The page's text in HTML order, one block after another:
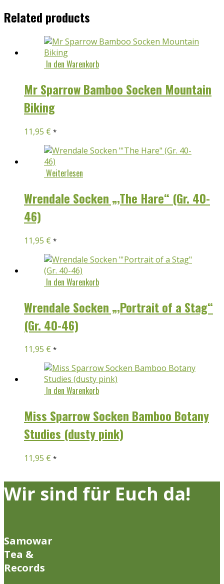
Related products
In den Warenkorb
Mr Sparrow Bamboo Socken Mountain
Biking
11,95 € *
Weiterlesen
Wrendale Socken „‚The Hare“ (Gr. 40-
46)
11,95 € *
In den Warenkorb
Wrendale Socken „‚Portrait of a Stag“
(Gr. 40-46)
11,95 € *
In den Warenkorb
Miss Sparrow Socken Bamboo Botany
Studies (dusty pink)
11,95 € *
Wir sind für Euch da!
Samowar
Tea &
Records